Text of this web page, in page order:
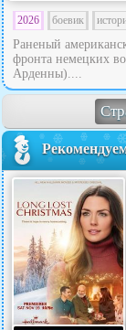
2026 боевик
Раненый
фронта немецких
Арденны)....